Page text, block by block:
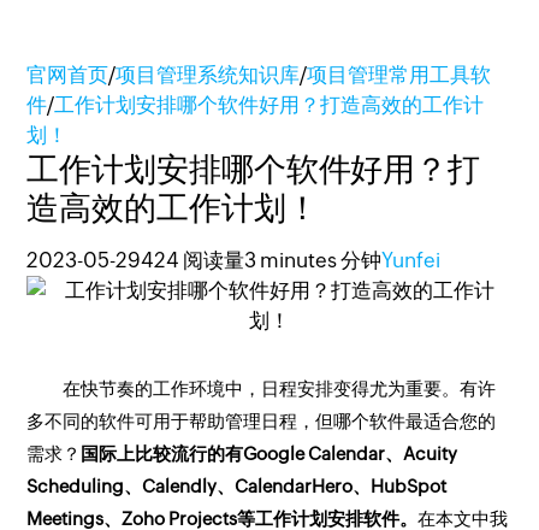
官网首页/项目管理系统知识库/项目管理常用工具软
件/工作计划安排哪个软件好用？打造高效的工作计
划！
工作计划安排哪个软件好用？打
造高效的工作计划！
2023-05-29424 阅读量3 minutes 分钟Yunfei
在快节奏的工作环境中，日程安排变得尤为重要。有许
多不同的软件可用于帮助管理日程，但哪个软件最适合您的
需求？ 国际上比较流行的有Google Calendar、Acuity
Scheduling、Calendly、CalendarHero、HubSpot
Meetings、Zoho Projects等工作计划安排软件。在本文中我